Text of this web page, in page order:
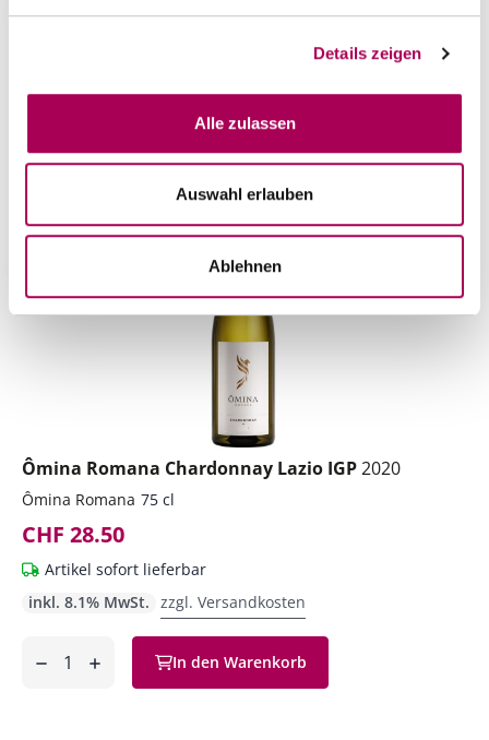
Details zeigen
Alle zulassen
Auswahl erlauben
Ablehnen
In den Warenkorb
Ômina Romana Chardonnay Lazio IGP2020
Ômina Romana 75 cl
CHF 28.50
Artikel sofort lieferbar
inkl. 8.1% MwSt. zzgl. Versandkosten
hinzufügen
In den Warenkorb